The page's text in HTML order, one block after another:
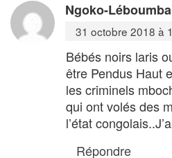
Ngoko-Léboumba
31 octobre 2018 à
Bébés noirs laris
être Pendus Haut
les criminels
qui ont volés des
l’état
Répondre